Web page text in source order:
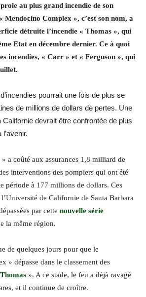
au plus grand incendie de son
Mendocino Complex », c’est son nom, a
détruite l’incendie « Thomas », qui
Etat en décembre dernier. Ce à quoi
incendies, « Carr » et « Ferguson », qui
pourrait une fois de plus se
de millions de dollars de pertes. Une
Californie devrait être confrontée de plus
a coûté aux assurances 1,8 milliard de
interventions des pompiers qui ont été
période à 177 millions de dollars. Ces
de Californie de Santa Barbara
par cette nouvelle série
la même région.
de quelques jours pour que le
» dépasse dans le classement des
Thomas ». A ce stade, le feu a déjà ravagé
et il continue de croître.